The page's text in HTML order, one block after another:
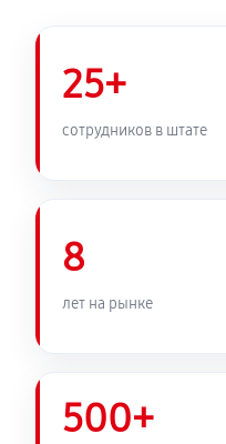
25+
сотрудников в штате
8
лет на рынке
500+